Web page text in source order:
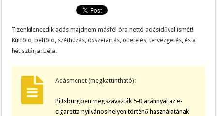
Tizenkilencedik adás majdnem másfél óra nettó adásidővel ismét!
Külföld, belföld, széthúzás, összetartás, ötletelés, tervezgetés, és a
hét sztárja: Béla.
Adásmenet (megkattintható):
Pittsburgben megszavazták 5-0 aránnyal az e-
cigaretta nyilvános helyen történő használatának